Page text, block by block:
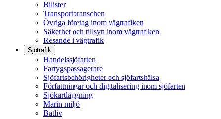
Bilister
Transportbranschen
Övriga företag inom vägtrafiken
Säkerhet och tillsyn inom vägtrafiken
Resande i vägtrafik
Sjötrafik
Handelssjöfarten
Fartygspassagerare
Sjöfartsbehörigheter och sjöfartshälsa
Författningar och digitalisering inom sjöfarten
Sjökartläggning
Marin miljö
Båtliv